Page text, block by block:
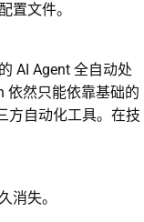
置文件。
AI Agent 全自动处
依然只能依靠基础的
方自动化工具。在技
消失。